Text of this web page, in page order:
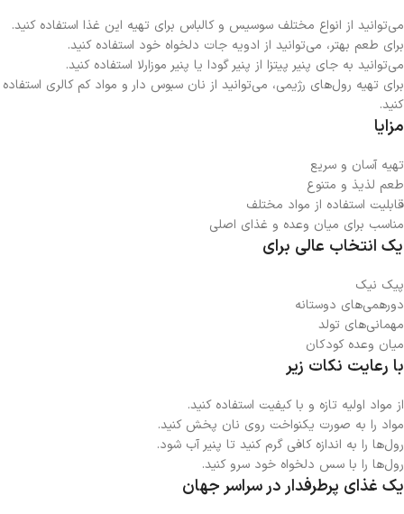
می‌توانید از انواع مختلف سوسیس و کالباس برای تهیه این غذا استفاده کنید.
برای طعم بهتر، می‌توانید از ادویه جات دلخواه خود استفاده کنید.
می‌توانید به جای پنیر پیتزا از پنیر گودا یا پنیر موزارلا استفاده کنید.
برای تهیه رول‌های رژیمی، می‌توانید از نان سبوس دار و مواد کم کالری استفاده
کنید.
مزایا
تهیه آسان و سریع
طعم لذیذ و متنوع
قابلیت استفاده از مواد مختلف
مناسب برای میان وعده و غذای اصلی
یک انتخاب عالی برای
پیک نیک
دورهمی‌های دوستانه
مهمانی‌های تولد
میان وعده کودکان
با رعایت نکات زیر
از مواد اولیه تازه و با کیفیت استفاده کنید.
مواد را به صورت یکنواخت روی نان پخش کنید.
رول‌ها را به اندازه کافی گرم کنید تا پنیر آب شود.
رول‌ها را با سس دلخواه خود سرو کنید.
یک غذای پرطرفدار در سراسر جهان